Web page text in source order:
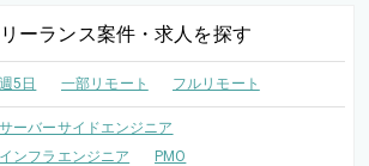
ーランス案件・求人を探す
週5日 一部リモート フルリモート
サーバーサイドエンジニア
インフラエンジニア
PMO